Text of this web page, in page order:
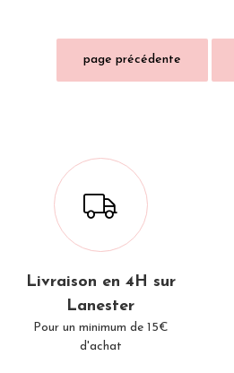
Livraison en 4H sur
Lanester
Pour un minimum de 15€
d'achat